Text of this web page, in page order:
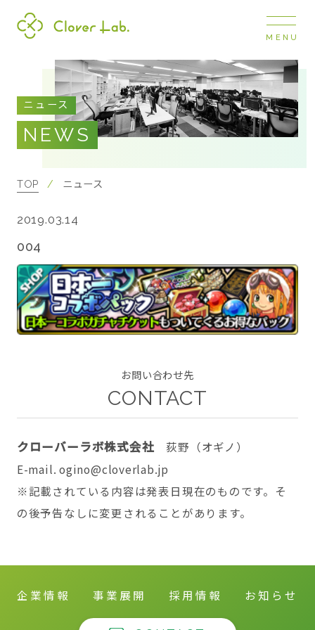
COMPANY
企業情報
ナビ
事業展開
RECRUIT
採用情報
NEWS
お知らせ
CONTACT
twitter facebook
MENU
ニュース
NEWS
TOP ニュース
004
2019.03.14
お問い合わせ先
CONTACT
クローバーラボ株式会社 荻野（オギノ）
E-mail. ogino@cloverlab.jp
※記載されている内容は発表日現在のものです。そ
の後予告なしに変更されることがあります。
企業情報 事業展開 採用情報 お知らせ